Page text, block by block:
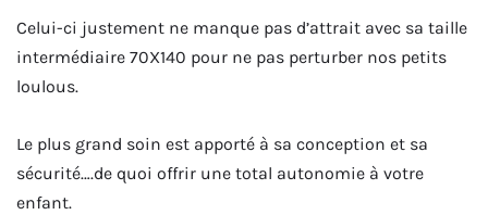
Celui-ci justement ne manque pas d’attrait avec sa taille
intermédiaire 70X140 pour ne pas perturber nos petits
loulous.
Le plus grand soin est apporté à sa conception et sa
sécurité….de quoi offrir une total autonomie à votre
enfant.